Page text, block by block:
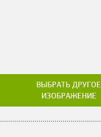
ВЫБРАТЬ ДРУГОЕ
ИЗОБРАЖЕНИЕ